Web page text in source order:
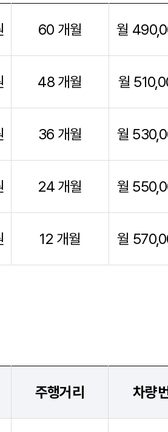
60 개월 월
48 개월 월
36 개월 월
24 개월 월
12 개월 월
주행거리 차량